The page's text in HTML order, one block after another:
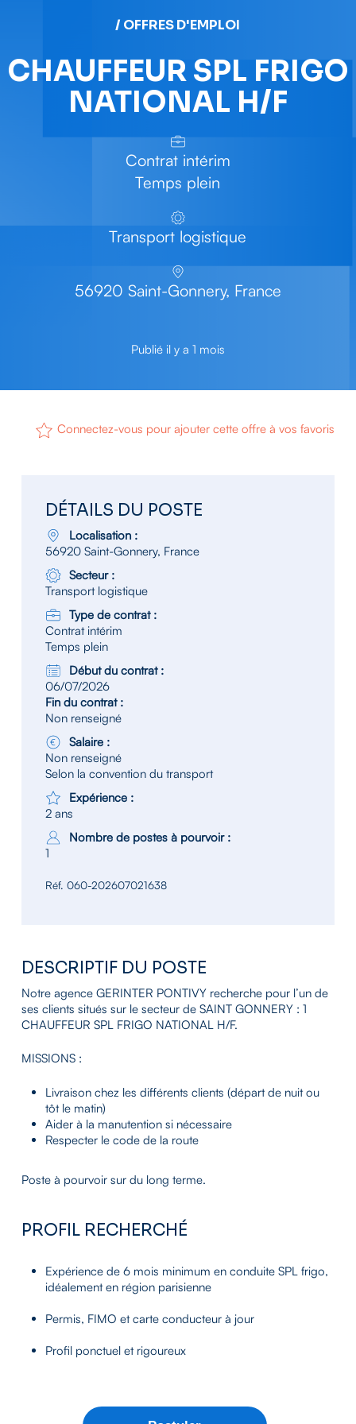
/ OFFRES D'EMPLOI
CHAUFFEUR SPL FRIGO
NATIONAL H/F
Contrat intérim
Temps plein
Transport logistique
56920 Saint-Gonnery, France
Publié il y a 1 mois
Connectez-vous pour ajouter cette offre à vos favoris
DÉTAILS DU POSTE
Localisation :
56920 Saint-Gonnery, France
Secteur :
Transport logistique
Type de contrat :
Contrat intérim
Temps plein
Début du contrat :
06/07/2026
Fin du contrat :
Non renseigné
Salaire :
Non renseigné
Selon la convention du transport
Expérience :
2 ans
Nombre de postes à pourvoir :
1
Réf. 060-202607021638
DESCRIPTIF DU POSTE
Notre agence GERINTER PONTIVY recherche pour l’un de
ses clients situés sur le secteur de SAINT GONNERY : 1
CHAUFFEUR SPL FRIGO NATIONAL H/F.
MISSIONS :
Livraison chez les différents clients (départ de nuit ou
tôt le matin)
Aider à la manutention si nécessaire
Respecter le code de la route
Poste à pourvoir sur du long terme.
PROFIL RECHERCHÉ
Expérience de 6 mois minimum en conduite SPL frigo,
idéalement en région parisienne
Permis, FIMO et carte conducteur à jour
Profil ponctuel et rigoureux